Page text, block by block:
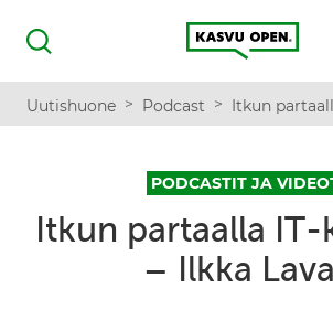
Haku
Kasvu Open
Uutishuone > Podcast >
PODCASTIT JA
Itkun partaalla IT-
– Ilkka